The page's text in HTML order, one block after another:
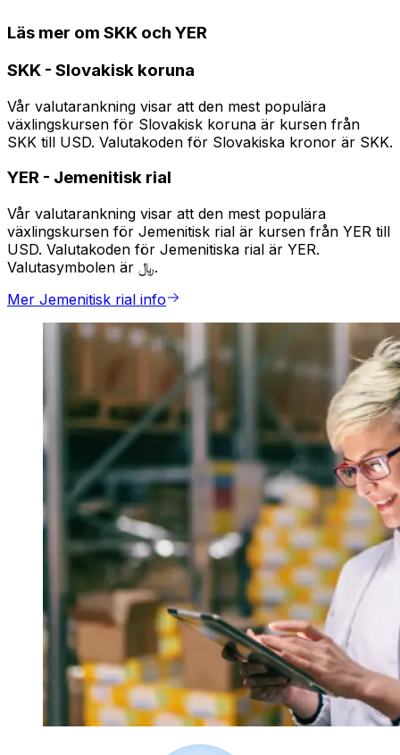
Läs mer om SKK och YER
SKK - Slovakisk koruna
Vår valutarankning visar att den mest populära
växlingskursen för Slovakisk koruna är kursen från
SKK till USD. Valutakoden för Slovakiska kronor är SKK.
YER - Jemenitisk rial
Vår valutarankning visar att den mest populära
växlingskursen för Jemenitisk rial är kursen från YER till
USD. Valutakoden för Jemenitiska rial är YER.
Valutasymbolen är ﷼.
Mer Jemenitisk rial info